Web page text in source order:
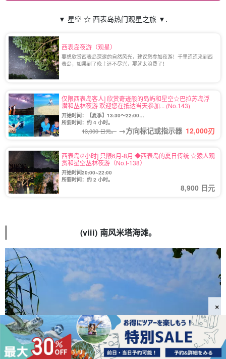
▼ 星空 ☆ 西表岛热门观星之旅 ▼.
西表岛夜游（观星）
要想欣赏西表岛深邃的自然风光，建议您参加夜游！千里迢迢来到西
表岛，如果到了晚上还不尽兴，那就太浪费了！
仅限西表岛客人] 欣赏奇迹般的岛屿和星空☆巴拉苏岛浮
潜和丛林夜游 欢迎您在抵达当天参加... (No.143)
开始时间：【夏季】13:30〜22:00
【冬季】13:30〜21:30
所要时间：约 4 小时。
13,000 日元。 →方向标记或指示器 12,000刃
西表岛/2小时] 只限6月-8月 ◆西表岛的夏日传统 ☆猿人观
赏和星空丛林夜游（No.t-138）
开始时间20:00~22:00
所要时间：约 2 小时。
8,900 日元
(viii) 南风米塔海滩。
×